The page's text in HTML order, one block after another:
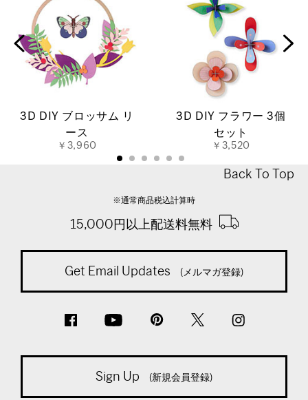
3D DIY ブロッサム リ
ース
￥3,960
3D DIY フラワー 3個
セット
￥3,520
Back To Top
※通常商品税込計算時
15,000円以上配送料無料
Get Email Updates (メルマガ登録)
Sign Up (新規会員登録)